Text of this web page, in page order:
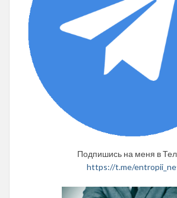
Подпишись на меня в
https://t.me/